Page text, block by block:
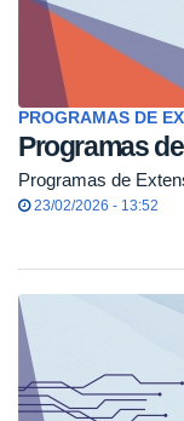
PROGRAMAS DE
Programas
Programas de
23/02/2026 - 13:52